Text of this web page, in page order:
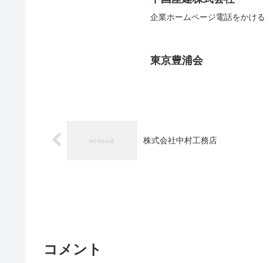
企業ホームページ電話をかける
東京豊浦会
株式会社中村工務店
コメント